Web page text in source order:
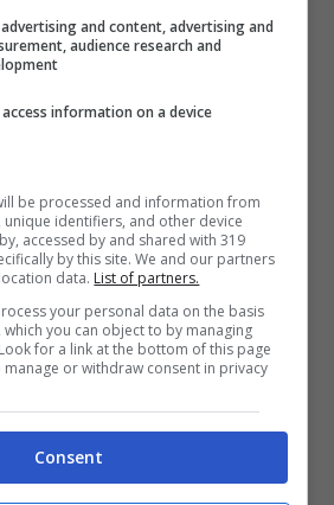
per i bisogni primari
del Golfo di Gaeta.
Paolo Barelli, di Forza
collegio di Terracina, ha
commissione”.
andrò avanti effettuando
gli uffici dell’Anas, di tutta
presente e del tracciato
che i miei consulenti mi
approssimativo. Non
e mi opporrò con
ai continui rinvii che
and content, advertising and
audience research and
information on a device
be processed and information from
identifiers, and other device
accessed by and shared with 319
by this site. We and our partners
data. List of partners.
your personal data on the basis
you can object to by managing
for a link at the bottom of this page
or withdraw consent in privacy
Consent